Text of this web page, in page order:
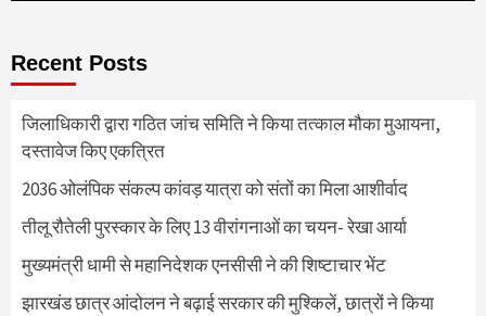
Recent Posts
जिलाधिकारी द्वारा गठित जांच समिति ने किया तत्काल मौका मुआयना,
दस्तावेज किए एकत्रित
2036 ओलंपिक संकल्प कांवड़ यात्रा को संतों का मिला आशीर्वाद
तीलू रौतेली पुरस्कार के लिए 13 वीरांगनाओं का चयन- रेखा आर्या
मुख्यमंत्री धामी से महानिदेशक एनसीसी ने की शिष्टाचार भेंट
झारखंड छात्र आंदोलन ने बढ़ाई सरकार की मुश्किलें, छात्रों ने किया